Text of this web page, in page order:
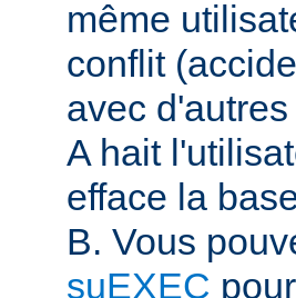
même
conflit
avec
A hait
efface la
B. Vous
suEXEC